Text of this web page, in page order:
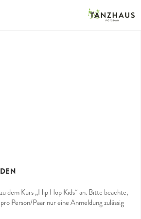
dem Kurs „Hip Hop Kids“ an. Bitte beachte,
Person/Paar nur eine Anmeldung zulässig